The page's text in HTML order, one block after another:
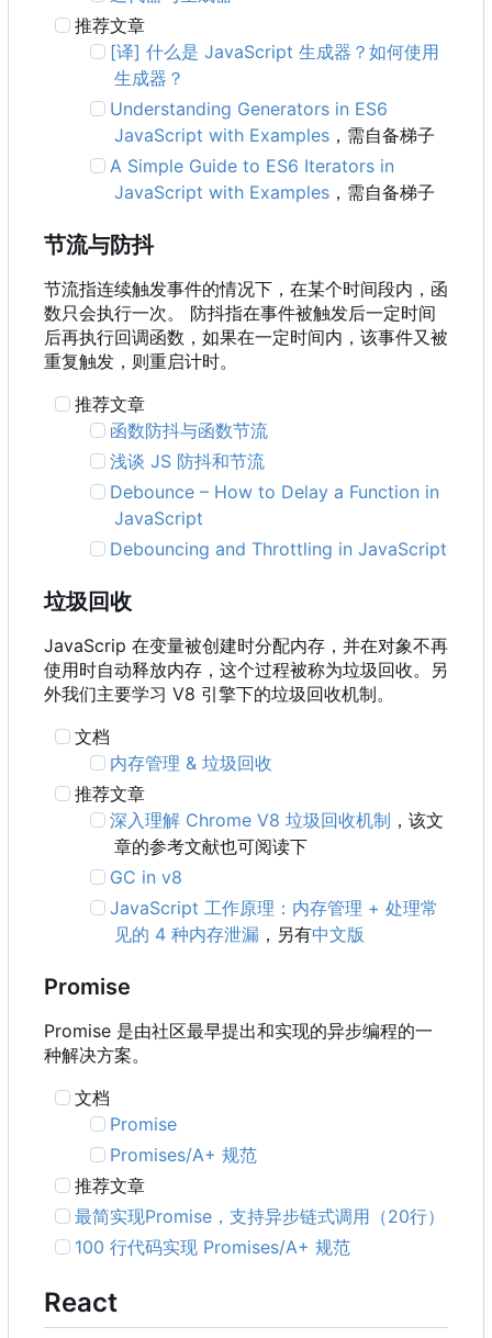
推荐文章
[译] 什么是 JavaScript 生成器？如何使用
生成器？
Understanding Generators in ES6
JavaScript with Examples ，需自备梯子
A Simple Guide to ES6 Iterators in
JavaScript with Examples ，需自备梯子
节流与防抖
节流指连续触发事件的情况下，在某个时间段内，函
数只会执行一次。 防抖指在事件被触发后一定时间
后再执行回调函数，如果在一定时间内，该事件又被
重复触发，则重启计时。
推荐文章
函数防抖与函数节流
浅谈 JS 防抖和节流
Debounce– How to Delay a Function in
JavaScript
Debouncing and Throttling in JavaScript
垃圾回收
JavaScrip 在变量被创建时分配内存，并在对象不再
使用时自动释放内存，这个过程被称为垃圾回收。另
外我们主要学习 V8 引擎下的垃圾回收机制。
文档
内存管理 & 垃圾回收
推荐文章
深入理解 Chrome V8 垃圾回收机制 ，该文
章的参考文献也可阅读下
GC in v8
JavaScript 工作原理：内存管理 + 处理常
见的 4 种内存泄漏 ，另有中文版
Promise
Promise 是由社区最早提出和实现的异步编程的一
种解决方案。
文档
Promise
Promises/A+ 规范
推荐文章
最简实现Promise ，支持异步链式调用 （20行）
100 行代码实现 Promises/A+ 规范
React